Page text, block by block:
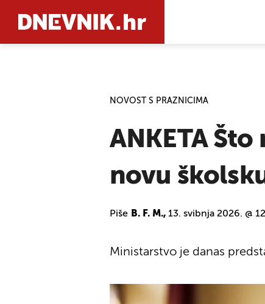
NOVOST S PRAZNICIMA
ANKETA
novu
Piše B. F. M., 13. svibnja 2026. @
Ministarstvo je danas